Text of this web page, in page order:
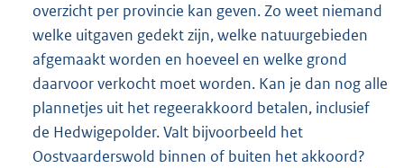
overzicht per provincie kan geven. Zo weet niemand
welke uitgaven gedekt zijn, welke natuurgebieden
afgemaakt worden en hoeveel en welke grond
daarvoor verkocht moet worden. Kan je dan nog alle
plannetjes uit het regeerakkoord betalen, inclusief
de Hedwigepolder. Valt bijvoorbeeld het
Oostvaarderswold binnen of buiten het akkoord?